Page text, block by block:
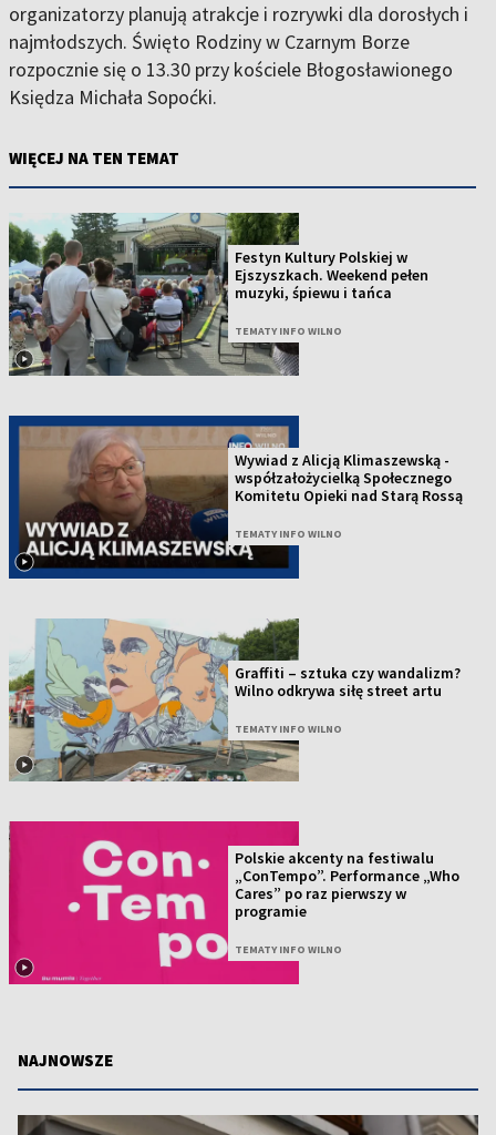
organizatorzy planują atrakcje i rozrywki dla dorosłych i
najmłodszych. Święto Rodziny w Czarnym Borze
rozpocznie się o 13.30 przy kościele Błogosławionego
Księdza Michała Sopoćki.
WIĘCEJ NA TEN TEMAT
Festyn Kultury Polskiej w
Ejszyszkach. Weekend pełen
muzyki, śpiewu i tańca
TEMATY INFO WILNO
Wywiad z Alicją Klimaszewską -
współzałożycielką Społecznego
Komitetu Opieki nad Starą Rossą
TEMATY INFO WILNO
Graffiti – sztuka czy wandalizm?
Wilno odkrywa siłę street artu
TEMATY INFO WILNO
Polskie akcenty na festiwalu
„ConTempo”. Performance „Who
Cares” po raz pierwszy w
programie
TEMATY INFO WILNO
NAJNOWSZE